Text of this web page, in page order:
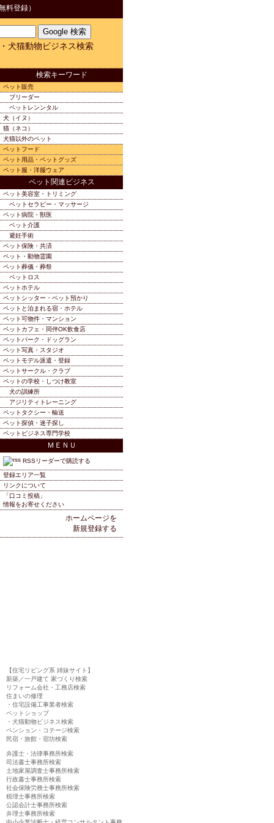
料登録）
犬猫動物ビジネス検索
検索キーワード
ペット販売
ブリーダー
ペットレンンタル
犬（イヌ）
猫（ネコ）
犬猫以外のペット
ペットフード
ペット用品・ペットグッズ
ペット服・洋服ウェア
ペット関連ビジネス
ペット美容室・トリミング
ペットセラピー・マッサージ
ペット病院・獣医
ペット介護
避妊手術
ペット保険・共済
ペット・動物霊園
ペット葬儀・葬祭
ペットロス
ペットホテル
ペットシッター・ペット預かり
ペットと泊まれる宿・ホテル
ペット可物件・マンション
ペットカフェ・同伴OK飲食店
ペットパーク・ドッグラン
ペット写真・スタジオ
ペットモデル派遣・登録
ペットサークル・クラブ
ペットの学校・しつけ教室
犬の訓練所
アジリティトレーニング
ペットタクシー・輸送
ペット探偵・迷子探し
ペットビジネス専門学校
ＭＥＮＵ
RSSリーダーで購読する
登録エリア一覧
リンクについて
「口コミ投稿」
情報をお寄せください
ホームページを
新規登録する
【住宅リビング系 姉妹サイト】
新築／一戸建て 家づくり検索
リフォーム会社・工務店検索
住まいの修理
・住宅設備工事業者検索
ペットショップ
・犬猫動物ビジネス検索
ペンション・コテージ検索
民宿・旅館・宿坊検索
弁護士・法律事務所検索
司法書士事務所検索
土地家屋調査士事務所検索
行政書士事務所検索
社会保険労務士事務所検索
税理士事務所検索
公認会計士事務所検索
弁理士事務所検索